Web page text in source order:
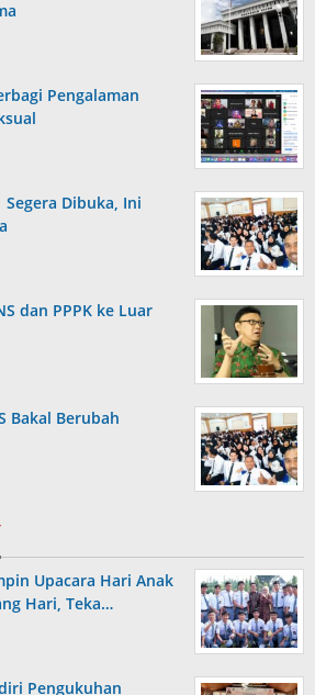
Pengalaman
Segera Dibuka, Ini
dan PPPK ke Luar
Bakal Berubah
Upacara Hari Anak
Hari, Teka…
Pengukuhan